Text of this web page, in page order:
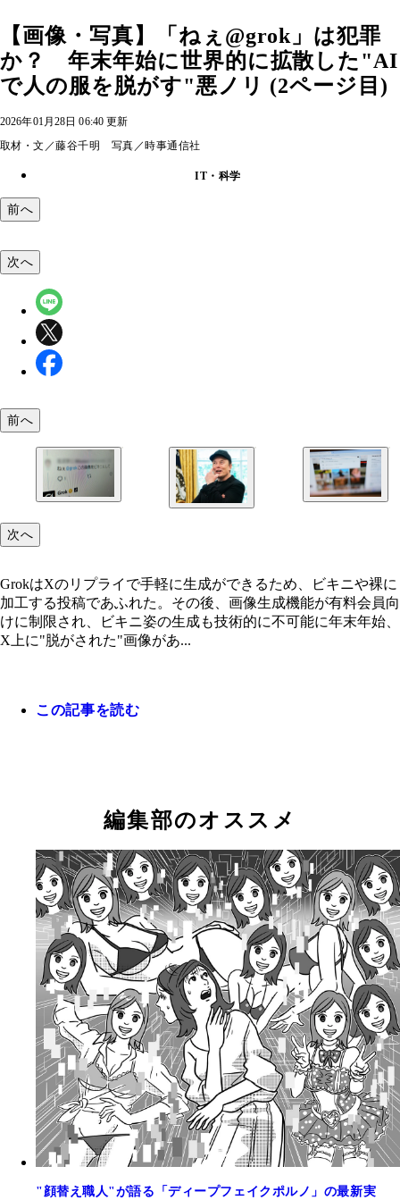
【画像・写真】「ねぇ@grok」は犯罪
か？ 年末年始に世界的に拡散した"AI
で人の服を脱がす"悪ノリ (2ページ目)
2026年01月28日 06:40 更新
取材・文／藤谷千明 写真／時事通信社
IT・科学
前へ
不可能に
も「Perfect」と楽しげに反応した
始めている
次へ
前へ
次へ
GrokはXのリプライで手軽に生成ができるため、ビキニや裸に
加工する投稿であふれた。その後、画像生成機能が有料会員向
けに制限され、ビキニ姿の生成も技術的に不可能に年末年始、
X上に"脱がされた"画像があ...
この記事を読む
編集部のオススメ
"顔替え職人"が語る「ディープフェイクポルノ」の最新実